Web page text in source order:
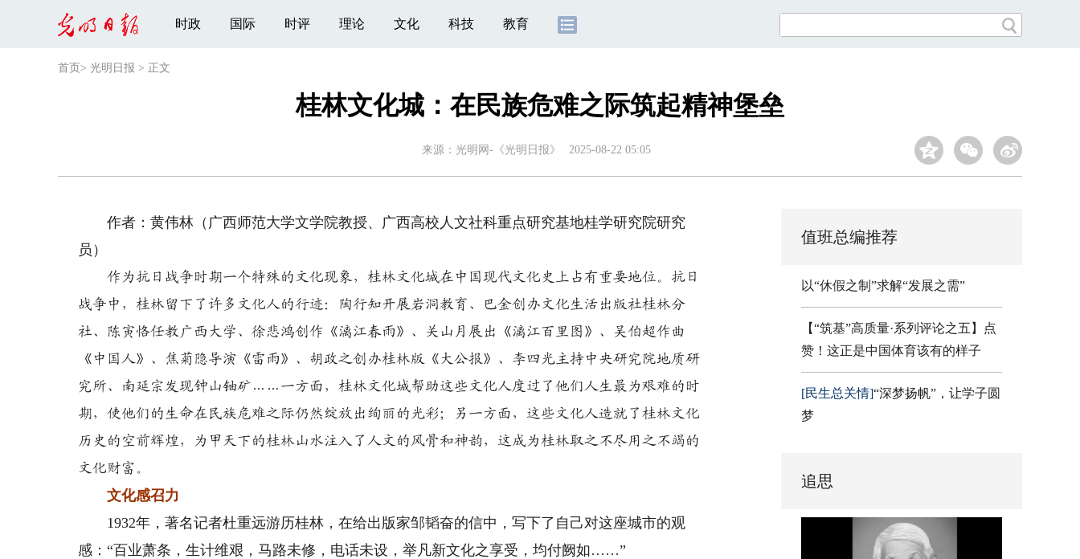
时政 国际 时评 理论 文化 科技 教育
首页 > 光明日报 > 正文
桂林文化城：在民族危难之际筑起精神堡垒
来源： 光明网-《光明日报》 2025-08-22 05:05
作者：黄伟林（广西师范大学文学院教授、广西高校人文社科重点研究基地桂学研究院研究
员）
作为抗日战争时期一个特殊的文化现象，桂林文化城在中国现代文化史上占有重要地位。抗日
战争中，桂林留下了许多文化人的行迹：陶行知开展岩洞教育、巴金创办文化生活出版社桂林分
社、陈寅恪任教广西大学、徐悲鸿创作《漓江春雨》、关山月展出《漓江百里图》、吴伯超作曲
《中国人》、焦菊隐导演《雷雨》、胡政之创办桂林版《大公报》、李四光主持中央研究院地质研
究所、南延宗发现钟山铀矿……一方面，桂林文化城帮助这些文化人度过了他们人生最为艰难的时
期，使他们的生命在民族危难之际仍然绽放出绚丽的光彩；另一方面，这些文化人造就了桂林文化
历史的空前辉煌，为甲天下的桂林山水注入了人文的风骨和神韵，这成为桂林取之不尽用之不竭的
文化财富。
文化感召力
1932年，著名记者杜重远游历桂林，在给出版家邹韬奋的信中，写下了自己对这座城市的观
感：“百业萧条，生计维艰，马路未修，电话未设，举凡新文化之享受，均付阙如……”
值班总编推荐
以“休假之制”求解“发展之需”
【“筑基”高质量·系列评论之五】点
赞！这正是中国体育该有的样子
[民生总关情]“深梦扬帆”，让学子圆
梦
追思